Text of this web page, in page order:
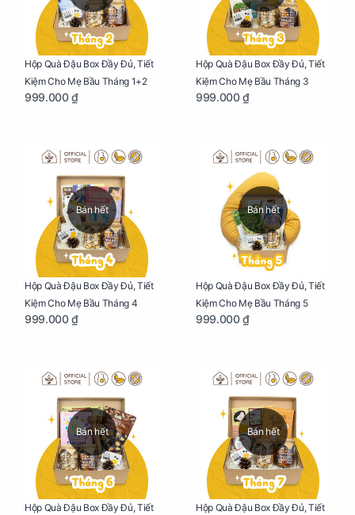
Hộp Quà Đậu Box Đầy Đủ, Tiết
Kiệm Cho Mẹ Bầu Tháng 1+2
999.000 ₫
Hộp Quà Đậu Box Đầy Đủ, Tiết
Kiệm Cho Mẹ Bầu Tháng 3
999.000 ₫
Bán hết
Hộp Quà Đậu Box Đầy Đủ, Tiết
Kiệm Cho Mẹ Bầu Tháng 4
999.000 ₫
Bán hết
Hộp Quà Đậu Box Đầy Đủ, Tiết
Kiệm Cho Mẹ Bầu Tháng 5
999.000 ₫
Bán hết
Hộp Quà Đậu Box Đầy Đủ, Tiết
Bán hết
Hộp Quà Đậu Box Đầy Đủ, Tiết